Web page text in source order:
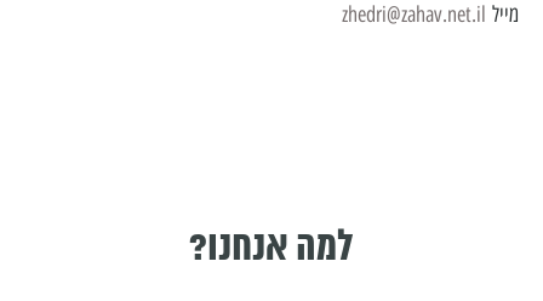
מייל zhedri@zahav.net.il
למה אנחנו?